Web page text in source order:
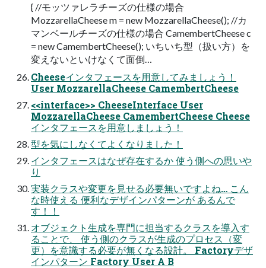
{ //モッツァレラチーズの仕様の場合
MozzarellaCheese m = new MozzarellaCheese(); //カ
マンベールチーズの仕様の場合 CamembertCheese c
= new CamembertCheese(); いちいち型（扱い方）を
変えないといけなくて面倒…
Cheeseインタフェースを用意してみましょう！
User MozzarellaCheese CamembertCheese
<<interface>> CheeseInterface User
MozzarellaCheese CamembertCheese Cheese
インタフェースを用意しましょう！
型を気にしなくてよくなりました！
インタフェースはなぜ存在するか 使う側への思いや
り
実装クラスや変更を見せる必要無いですよね… こん
な時使える 便利なデザインパターンが あるんで
す！！
オブジェクト生成を専門に担当するクラスを導入す
ることで、 使う側のクラスが生成のプロセス（変
更）を意識する必要が無くなる設計。 Factoryデザ
インパターン Factory User A B